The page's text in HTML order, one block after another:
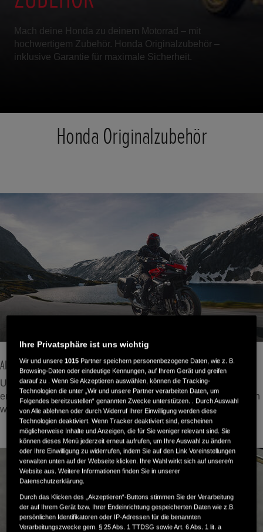
Mach deine Honda zu deinem Motorrad – mit
hochwertigem Zubehör. Honda Originalzubehör –
inklusive Garantie für maximale Sicherheit.
Honda Originalzubehör
Alles für dein Fahrerlebnis
Unsere Fahrer wissen, wie man jede Straße erlebt. Darum
entwickeln wir bei Honda unsere Produkte gemeinsam mit den
wahren Experten: unseren Kunden.
Ihre Privatsphäre ist uns wichtig
Wir und unsere1015 Partner speichern personenbezogene Daten, wie z. B.
Browsing-Daten oder eindeutige Kennungen, auf Ihrem Gerät und greifen
darauf zu . Wenn Sie Akzeptieren auswählen, können die Tracking-
Technologien die unter „Wir und unsere Partner verarbeiten Daten, um
Folgendes bereitzustellen“ genannten Zwecke unterstützen. . Durch Auswahl
von Alle ablehnen oder durch Widerruf Ihrer Einwilligung werden diese
Technologien deaktiviert. Wenn Tracker deaktiviert sind, erscheinen
möglicherweise Inhalte und Anzeigen, die für Sie weniger relevant sind. Sie
können dieses Menü jederzeit erneut aufrufen, um Ihre Auswahl zu ändern
oder Ihre Einwilligung zu widerrufen, indem Sie auf den Link Voreinstellungen
verwalten unten auf der Webseite klicken. Ihre Wahl wirkt sich auf unsere/n
Website aus. Weitere Informationen finden Sie in unserer
Datenschutzerklärung.
Durch das Klicken des „Akzeptieren“-Buttons stimmen Sie der Verarbeitung
der auf Ihrem Gerät bzw. Ihrer Endeinrichtung gespeicherten Daten wie z.B.
persönlichen Identifikatoren oder IP-Adressen für die benannten
Verarbeitungszwecke gem. § 25 Abs. 1 TTDSG sowie Art. 6 Abs. 1 lit. a